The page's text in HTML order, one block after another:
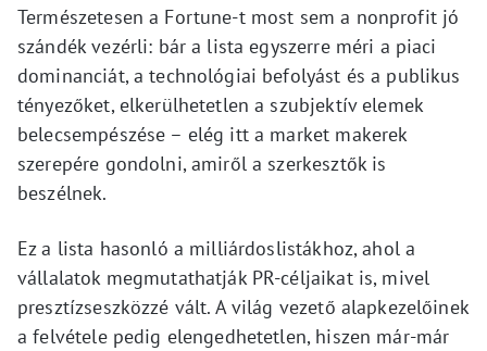
Természetesen a Fortune-t most sem a nonprofit jó
szándék vezérli: bár a lista egyszerre méri a piaci
dominanciát, a technológiai befolyást és a publikus
tényezőket, elkerülhetetlen a szubjektív elemek
belecsempészése – elég itt a market makerek
szerepére gondolni, amiről a szerkesztők is
beszélnek.
Ez a lista hasonló a milliárdoslistákhoz, ahol a
vállalatok megmutathatják PR-céljaikat is, mivel
presztízseszközzé vált. A világ vezető alapkezelőinek
a felvétele pedig elengedhetetlen, hiszen már-már